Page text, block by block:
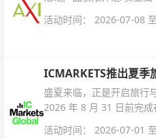
活动时间： 2026-07-08
ICMARKETS推出夏季
盛夏来临，正是开启旅行
2026 年 8 月 31 日前完成
活动时间： 2026-07-01